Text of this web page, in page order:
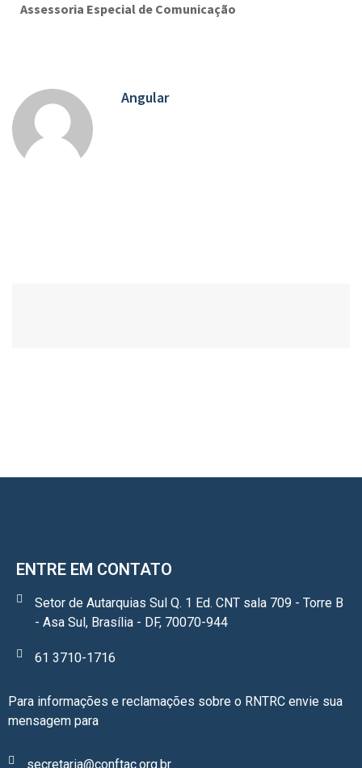
Assessoria Especial de Comunicação
Angular
ENTRE EM CONTATO
Setor de Autarquias Sul Q. 1 Ed. CNT sala 709 - Torre B
- Asa Sul, Brasília - DF, 70070-944
61 3710-1716
Para informações e reclamações sobre o RNTRC envie sua
mensagem para
secretaria@conftac.org.br